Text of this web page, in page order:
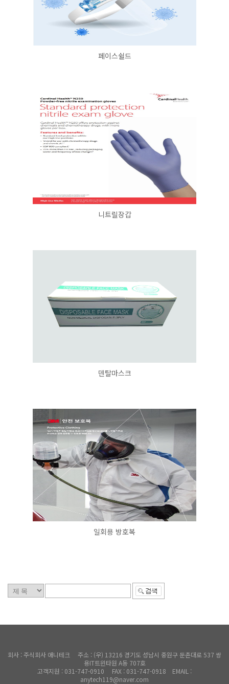
페이스쉴드
니트릴장갑
덴탈마스크
일회용 방호복
회사 : 주식회사 애니테크 주소 : (우) 13216 경기도 성남시 중원구 둔촌대로 537 쌍
용IT트윈타원 A동 707호
고객지원 : 031-747-0910 FAX : 031-747-0918 EMAIL :
anytech119@naver.com